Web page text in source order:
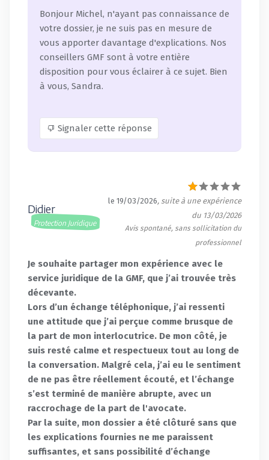
Bonjour Michel, n'ayant pas connaissance de
votre dossier, je ne suis pas en mesure de
vous apporter davantage d'explications. Nos
conseillers GMF sont à votre entière
disposition pour vous éclairer à ce sujet. Bien
à vous, Sandra.
Signaler cette réponse
Didier
Protection Juridique
le 19/03/2026, suite à une expérience
du 13/03/2026
Avis spontané, sans sollicitation du
professionnel
Je souhaite partager mon expérience avec le
service juridique de la GMF, que j’ai trouvée très
décevante.
Lors d’un échange téléphonique, j’ai ressenti
une attitude que j’ai perçue comme brusque de
la part de mon interlocutrice. De mon côté, je
suis resté calme et respectueux tout au long de
la conversation. Malgré cela, j’ai eu le sentiment
de ne pas être réellement écouté, et l’échange
s’est terminé de manière abrupte, avec un
raccrochage de la part de l'avocate.
Par la suite, mon dossier a été clôturé sans que
les explications fournies ne me paraissent
suffisantes, et sans possibilité d’échange